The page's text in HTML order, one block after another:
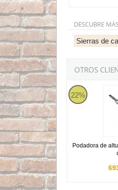
DESCUBRE
Sierras de
OTROS
22%
Podadora de
Podadora de